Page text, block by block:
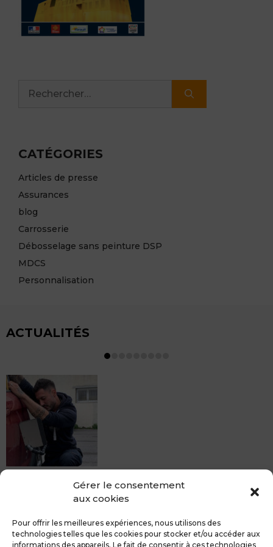
Gérer le consentement
aux cookies
Pour offrir les meilleures expériences, nous utilisons des
technologies telles que les cookies pour stocker et/ou accéder aux
informations des appareils. Le fait de consentir à ces technologies
CATÉGORIES
Articles de presse
Assurances
blog
Carrosserie
Débosselage sans peinture DSP
MDCS
Personnalisation
ACTUALITÉS
peinture, sans rendez-vous mais Avec le sourire :)
du débosselage vous accueille sans rendez-...